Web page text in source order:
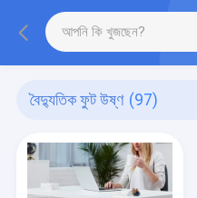
বৈদ্যুতিক ফুট উষ্ণ (97)